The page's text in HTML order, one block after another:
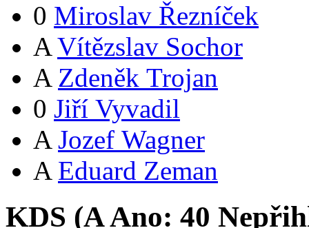
0 Miroslav Řezníček
A Vítězslav Sochor
A Zdeněk Trojan
0 Jiří Vyvadil
A Jozef Wagner
A Eduard Zeman
KDS (AAno: 40